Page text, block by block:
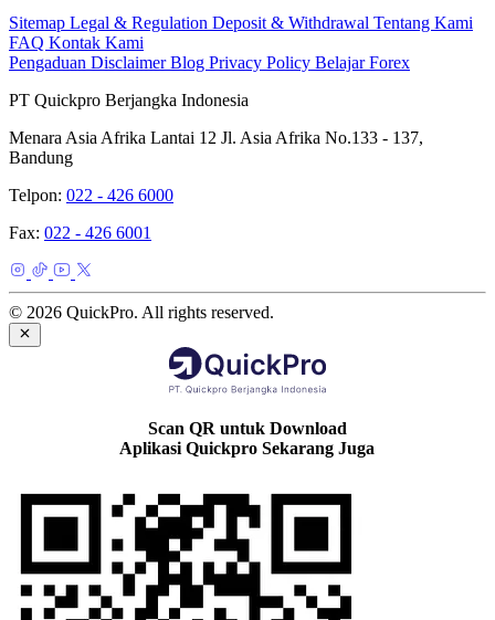
Sitemap Legal & Regulation Deposit & Withdrawal Tentang Kami
FAQ Kontak Kami
Pengaduan DisclaimerBlog Privacy Policy Belajar Forex
PT Quickpro Berjangka Indonesia
Menara Asia Afrika Lantai 12 Jl. Asia Afrika No.133 - 137,
Bandung
Telpon: 022 - 426 6000
Fax: 022 - 426 6001
© 2026 QuickPro. All rights reserved.
Scan QR untuk Download
Aplikasi Quickpro Sekarang Juga